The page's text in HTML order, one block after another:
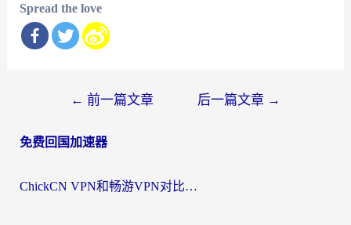
Spread the love
导
← 前一篇文章 后一篇文章 →
免费回国加速器
ChickCN VPN和畅游VPN对比哪个回国效果更好？海外党必看的回国加速器选择指南